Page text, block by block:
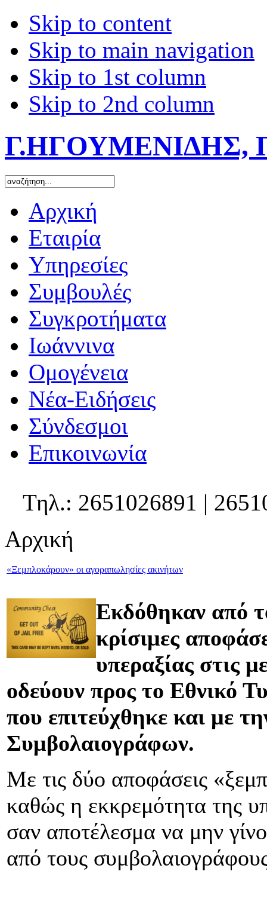
Skip to content
Skip to main navigation
Skip to 1st column
Skip to 2nd column
Γ.ΗΓΟΥΜΕΝΙΔΗΣ,
Αρχική
Εταιρία
Υπηρεσίες
Συμβουλές
Συγκροτήματα
Ιωάννινα
Ομογένεια
Νέα-Ειδήσεις
Σύνδεσμοι
Επικοινωνία
Τηλ.: 2651026891 |
Αρχική
«Ξεμπλοκάρουν» οι αγοραπωλησίες ακινήτων
Εκδόθηκαν από
κρίσιμες
υπεραξίας στις
οδεύουν προς το Εθνικό
που επιτεύχθηκε και με
Συμβολαιογράφων.
Με τις δύο αποφάσεις
καθώς η εκκρεμότητα της
σαν αποτέλεσμα να μην
από τους